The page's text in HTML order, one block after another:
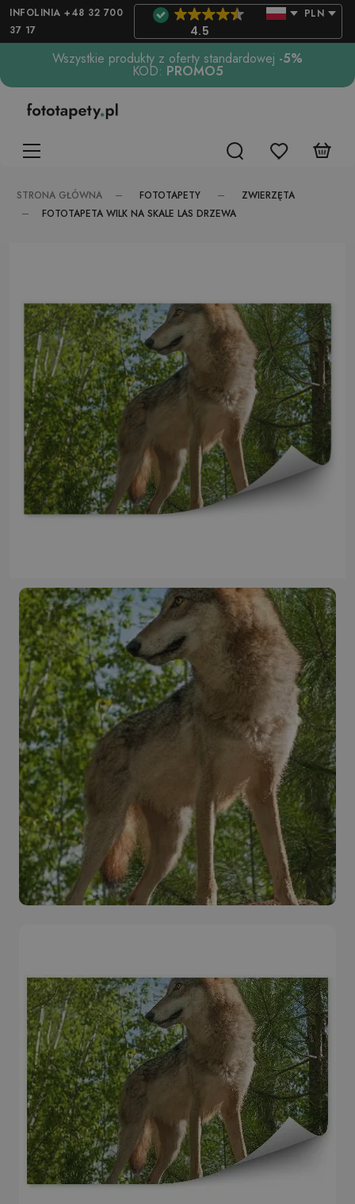
INFOLINIA +48 32 700
37 17
4.5
PLN
Wszystkie produkty z oferty standardowej -5%
KOD: PROMO5
STRONA GŁÓWNA FOTOTAPETY
ZWIERZĘTA
FOTOTAPETA WILK NA SKALE LAS DRZEWA